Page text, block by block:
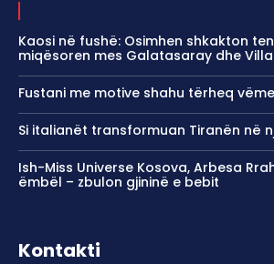
Kaosi në fushë: Osimhen shkakton
miqësoren mes Galatasaray dhe
Fustani me motive shahu tërheq
Si italianët transformuan Tiranën në
Ish-Miss Universe Kosova, Arbesa
ëmbël – zbulon gjininë e bebit
Kontakti